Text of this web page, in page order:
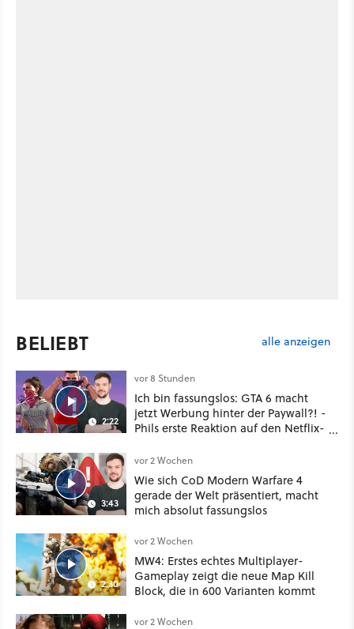
BELIEBT alle anzeigen
2:22
vor 8 Stunden
Ich bin fassungslos: GTA 6 macht
jetzt Werbung hinter der Paywall?! -
Phils erste Reaktion auf den Netflix-
3:43
vor 2 Wochen
Wie sich CoD Modern Warfare 4
gerade der Welt präsentiert, macht
mich absolut fassungslos
2:30
vor 2 Wochen
MW4: Erstes echtes Multiplayer-
Gameplay zeigt die neue Map Kill
Block, die in 600 Varianten kommt
vor 2 Wochen